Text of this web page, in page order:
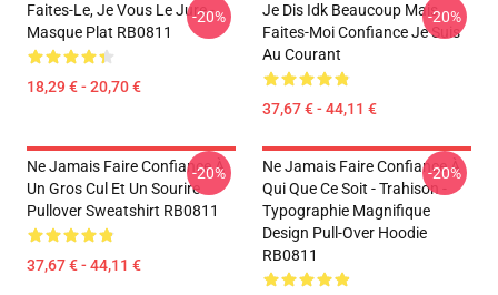
Faites-Le, Je Vous Le Jure -
Masque Plat RB0811
18,29 € - 20,70 €
-20%
Je Dis Idk Beaucoup Mais
Faites-Moi Confiance Je Suis
Au Courant
37,67 € - 44,11 €
-20%
Ne Jamais Faire Confiance À
Un Gros Cul Et Un Sourire
Pullover Sweatshirt RB0811
37,67 € - 44,11 €
-20%
Ne Jamais Faire Confiance À
Qui Que Ce Soit - Trahison -
Typographie Magnifique
Design Pull-Over Hoodie
RB0811
-20%